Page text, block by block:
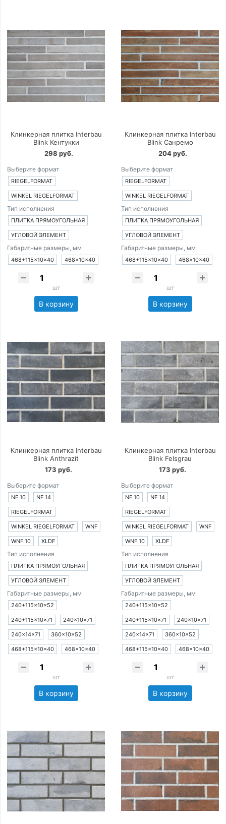
Клинкерная плитка Interbau
Blink Кентукки
298 руб.
Выберите формат
RIEGELFORMAT
WINKEL RIEGELFORMAT
Тип исполнения
ПЛИТКА ПРЯМОУГОЛЬНАЯ
УГЛОВОЙ ЭЛЕМЕНТ
Габаритные размеры, мм
468+115×10×40 468×10×40
шт
В корзину
Клинкерная плитка Interbau
Blink Санремо
204 руб.
Выберите формат
RIEGELFORMAT
WINKEL RIEGELFORMAT
Тип исполнения
ПЛИТКА ПРЯМОУГОЛЬНАЯ
УГЛОВОЙ ЭЛЕМЕНТ
Габаритные размеры, мм
468+115×10×40 468×10×40
шт
В корзину
Клинкерная плитка Interbau
Blink Anthrazit
173 руб.
Выберите формат
NF 10 NF 14
RIEGELFORMAT
WINKEL RIEGELFORMAT WNF
WNF 10 XLDF
Тип исполнения
ПЛИТКА ПРЯМОУГОЛЬНАЯ
УГЛОВОЙ ЭЛЕМЕНТ
Габаритные размеры, мм
240+115×10×52
240+115×10×71 240×10×71
240×14×71 360×10×52
468+115×10×40 468×10×40
шт
В корзину
Клинкерная плитка Interbau
Blink Felsgrau
173 руб.
Выберите формат
NF 10 NF 14
RIEGELFORMAT
WINKEL RIEGELFORMAT WNF
WNF 10 XLDF
Тип исполнения
ПЛИТКА ПРЯМОУГОЛЬНАЯ
УГЛОВОЙ ЭЛЕМЕНТ
Габаритные размеры, мм
240+115×10×52
240+115×10×71 240×10×71
240×14×71 360×10×52
468+115×10×40 468×10×40
шт
В корзину